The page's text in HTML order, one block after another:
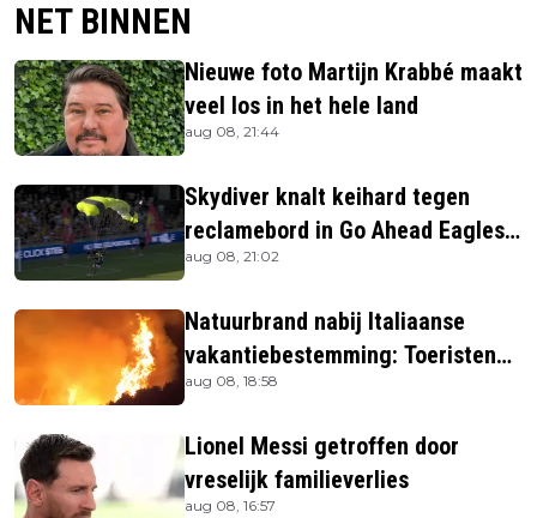
NET BINNEN
Nieuwe foto Martijn Krabbé maakt
veel los in het hele land
aug 08, 21:44
Skydiver knalt keihard tegen
reclamebord in Go Ahead Eagles-
stadion
aug 08, 21:02
Natuurbrand nabij Italiaanse
vakantiebestemming: Toeristen
uit verblijven gehaald
aug 08, 18:58
Lionel Messi getroffen door
vreselijk familieverlies
aug 08, 16:57